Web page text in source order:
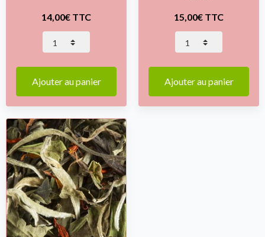
14,00€ TTC
Ajouter au panier
15,00€ TTC
Ajouter au panier